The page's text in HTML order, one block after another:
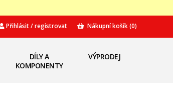
Přihlásit / registrovat Nákupní košík(0)
DÍLY A
KOMPONENTY
VÝPRODEJ